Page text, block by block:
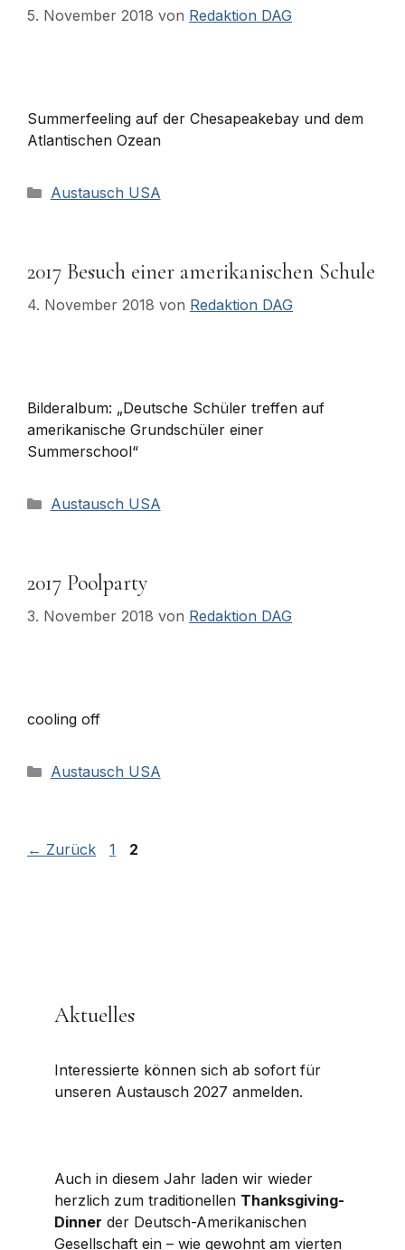
5. November 2018 von Redaktion DAG
Summerfeeling auf der Chesapeakebay und dem
Atlantischen Ozean
Kategorien
Austausch USA
2017 Besuch einer amerikanischen Schule
4. November 2018 von Redaktion DAG
Bilderalbum: „Deutsche Schüler treffen auf
amerikanische Grundschüler einer
Summerschool“
Kategorien
Austausch USA
2017 Poolparty
3. November 2018 von Redaktion DAG
cooling off
Kategorien
Austausch USA
← Zurück Seite
1 Seite
2
Aktuelles
Interessierte können sich ab sofort für
unseren Austausch 2027 anmelden.
Auch in diesem Jahr laden wir wieder
herzlich zum traditionellen Thanksgiving-
Dinner der Deutsch-Amerikanischen
Gesellschaft ein – wie gewohnt am vierten